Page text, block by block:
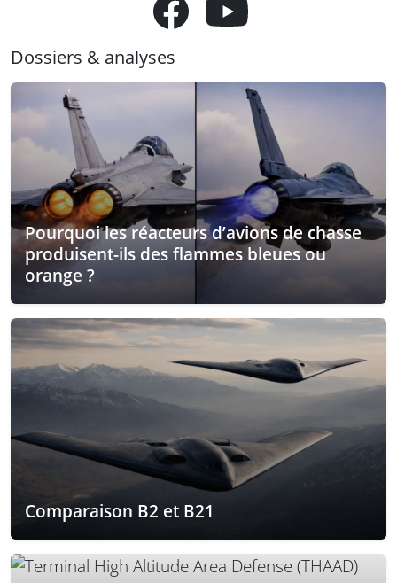
Dossiers & analyses
Pourquoi les réacteurs d’avions de chasse
produisent-ils des flammes bleues ou
orange ?
Comparaison B2 et B21